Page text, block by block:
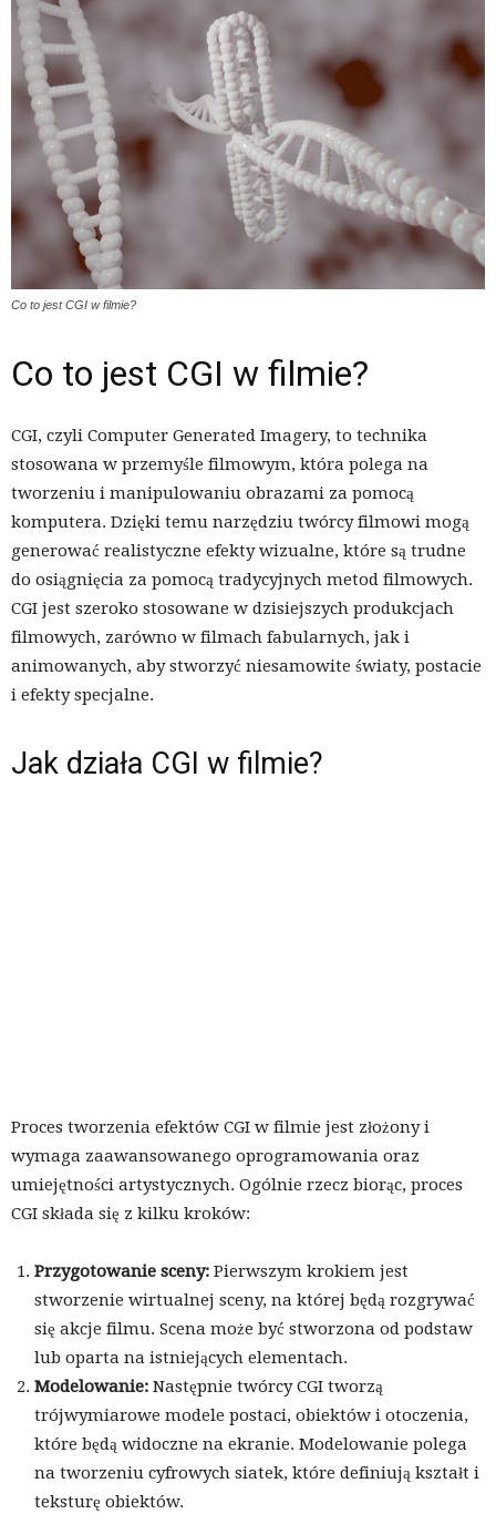
Co to jest CGI w filmie?
Co to jest CGI w filmie?
CGI, czyli Computer Generated Imagery, to technika
stosowana w przemyśle filmowym, która polega na
tworzeniu i manipulowaniu obrazami za pomocą
komputera. Dzięki temu narzędziu twórcy filmowi mogą
generować realistyczne efekty wizualne, które są trudne
do osiągnięcia za pomocą tradycyjnych metod filmowych.
CGI jest szeroko stosowane w dzisiejszych produkcjach
filmowych, zarówno w filmach fabularnych, jak i
animowanych, aby stworzyć niesamowite światy, postacie
i efekty specjalne.
Jak działa CGI w filmie?
Proces tworzenia efektów CGI w filmie jest złożony i
wymaga zaawansowanego oprogramowania oraz
umiejętności artystycznych. Ogólnie rzecz biorąc, proces
CGI składa się z kilku kroków:
Przygotowanie sceny: Pierwszym krokiem jest
stworzenie wirtualnej sceny, na której będą rozgrywać
się akcje filmu. Scena może być stworzona od podstaw
lub oparta na istniejących elementach.
Modelowanie: Następnie twórcy CGI tworzą
trójwymiarowe modele postaci, obiektów i otoczenia,
które będą widoczne na ekranie. Modelowanie polega
na tworzeniu cyfrowych siatek, które definiują kształt i
teksturę obiektów.